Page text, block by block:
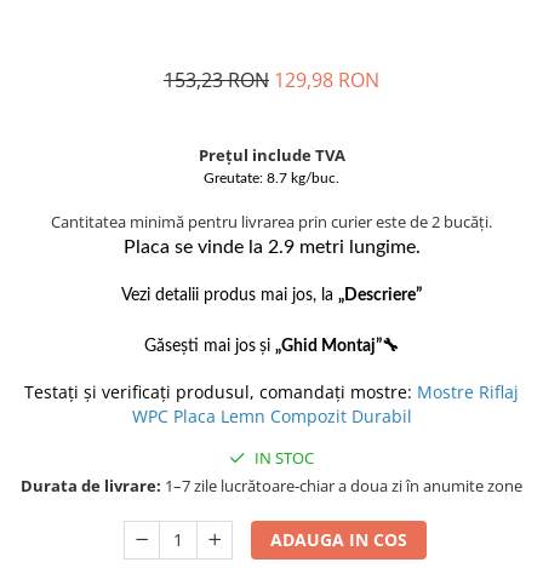
153,23 RON 129,98 RON
Prețul include TVA
Greutate: 8.7 kg/buc.
Cantitatea minimă pentru livrarea prin curier este de 2 bucăți.
Placa se vinde la 2.9 metri lungime.
Vezi detalii produs mai jos, la „Descriere”
Găsești mai jos și „Ghid Montaj”🔧
Testați și verificați produsul, comandați mostre: Mostre Riflaj
WPC Placa Lemn Compozit Durabil
IN STOC
Durata de livrare: 1–7 zile lucrătoare-chiar a doua zi în anumite zone
ADAUGA IN COS